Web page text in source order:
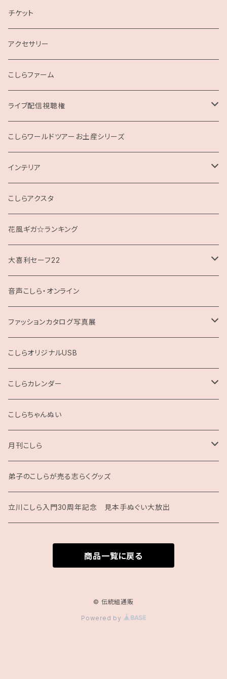
2019
こしらガンベッタ
チケット
アクセサリー
こしらファーム
ライブ配信視聴権
こしらの集いweb
こしらワールドツアーお土産シリーズ
インテリア
クッション
こしらアクスタ
花風ギガ☆ランキング
大喜利セーフ22
お題回答Tシャツ
音声こしら・オンライン
ファッションカタログ写真展
展示用A4サイズ
2L版
こしらオリジナルUSB
こしらカレンダー
2025
こしらちゃんぬい
月刊こしら
月刊こしら用ファイル
月刊こしらバックナンバーセット（紙版）
弟子のこしらが売る志らくグッズ
立川こしら入門30周年記念 見本手ぬぐい大放出
商品一覧に戻る
© 伝統組通販
Powered by